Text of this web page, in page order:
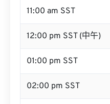
11:00 am SST
12:00 pm SST (中午)
01:00 pm SST
02:00 pm SST